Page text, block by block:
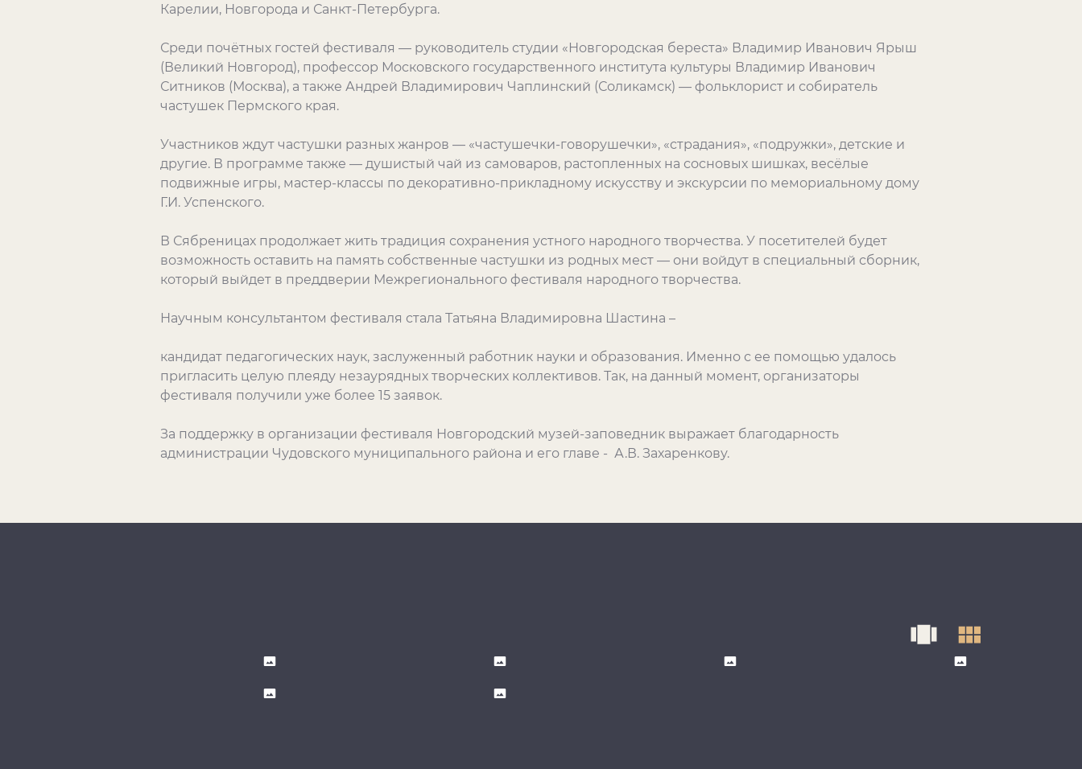
Карелии, Новгорода и Санкт-Петербурга.
Среди почётных гостей фестиваля — руководитель студии «Новгородская береста» Владимир Иванович Ярыш
(Великий Новгород), профессор Московского государственного института культуры Владимир Иванович
Ситников (Москва), а также Андрей Владимирович Чаплинский (Соликамск) — фольклорист и собиратель
частушек Пермского края.
Участников ждут частушки разных жанров — «частушечки-говорушечки», «страдания», «подружки», детские и
другие. В программе также — душистый чай из самоваров, растопленных на сосновых шишках, весёлые
подвижные игры, мастер-классы по декоративно-прикладному искусству и экскурсии по мемориальному дому
Г.И. Успенского.
В Сябреницах продолжает жить традиция сохранения устного народного творчества. У посетителей будет
возможность оставить на память собственные частушки из родных мест — они войдут в специальный сборник,
который выйдет в преддверии Межрегионального фестиваля народного творчества.
Научным консультантом фестиваля стала Татьяна Владимировна Шастина –
кандидат педагогических наук, заслуженный работник науки и образования. Именно с ее помощью удалось
пригласить целую плеяду незаурядных творческих коллективов. Так, на данный момент, организаторы
фестиваля получили уже более 15 заявок.
За поддержку в организации фестиваля Новгородский музей-заповедник выражает благодарность
администрации Чудовского муниципального района и его главе - А.В. Захаренкову.